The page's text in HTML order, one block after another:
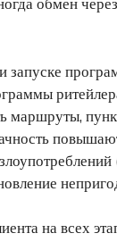
на всех